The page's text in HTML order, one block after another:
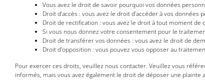
Vous avez le droit de savoir pourquoi vos données
Droit d’accès : vous avez le droit d’accéder à vos
Droit de rectification : vous avez le droit à tout moment
Si vous nous donnez votre consentement pour le
Droit de transférer vos données : vous avez le droit de
Droit d’opposition : vous pouvez vous opposer au
Pour exercer ces droits, veuillez nous contacter. Veuillez vous
informés, mais vous avez également le droit de déposer une plainte